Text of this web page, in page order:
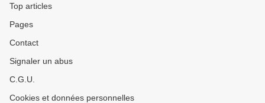
Top articles
Pages
Contact
Signaler un abus
C.G.U.
Cookies et données personnelles